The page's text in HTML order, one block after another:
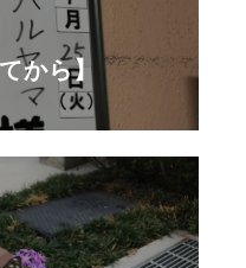
から】